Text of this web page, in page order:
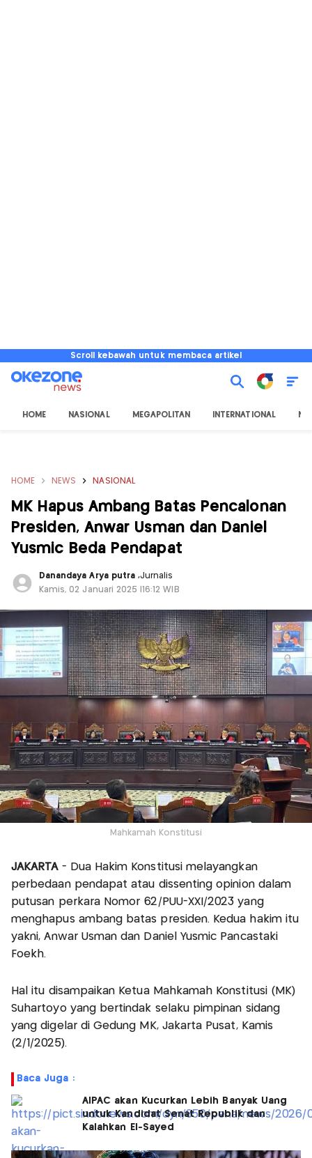
Scroll kebawah untuk membaca artikel
HOME NASIONAL MEGAPOLITAN INTERNATIONAL
HOME NEWS NASIONAL
MK Hapus Ambang Batas Pencalonan
Presiden, Anwar Usman dan Daniel
Yusmic Beda Pendapat
Danandaya Arya putra,Jurnalis
Kamis, 02 Januari 2025 |16:12 WIB
Mahkamah Konstitusi
JAKARTA - Dua Hakim Konstitusi melayangkan
perbedaan pendapat atau dissenting opinion dalam
putusan perkara Nomor 62/PUU-XXI/2023 yang
menghapus ambang batas presiden. Kedua hakim itu
yakni, Anwar Usman dan Daniel Yusmic Pancastaki
Foekh.
Hal itu disampaikan Ketua Mahkamah Konstitusi (MK)
Suhartoyo yang bertindak selaku pimpinan sidang
yang digelar di Gedung MK, Jakarta Pusat, Kamis
(2/1/2025).
Baca Juga :
AIPAC akan Kucurkan Lebih Banyak Uang
untuk Kandidat Senat Republik dan
Kalahkan El-Sayed